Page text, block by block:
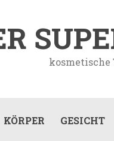
kosmetische
KÖRPER GESICHT